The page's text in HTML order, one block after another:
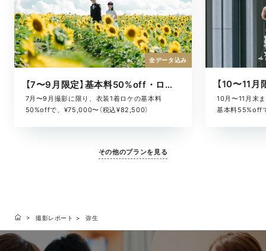
【7〜9月限定】基本料50%off・ロケキャンペーン
7月〜9月撮影に限り、衣装1着ロケの基本料
50%offで、¥75,000〜（税込¥82,500）
全データ込み
10月〜11月末
基本料55%off
その他のプランを見る
撮影レポート 弥生